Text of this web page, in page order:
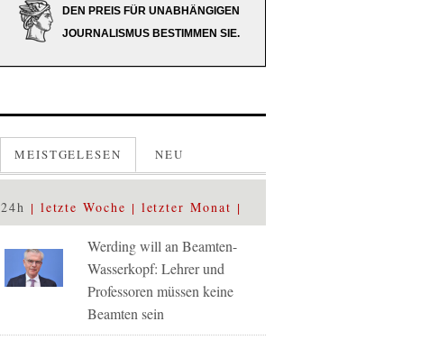
DEN PREIS FÜR UNABHÄNGIGEN
JOURNALISMUS BESTIMMEN SIE.
MEISTGELESEN NEU
24h letzte Woche letzter Monat
Werding will an Beamten-
Wasserkopf: Lehrer und
Professoren müssen keine
Beamten sein